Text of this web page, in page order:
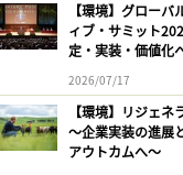
【環境】グロー
ィブ・サミット
定・実装・価値化
2026/07/17
【環境】リジェ
〜企業実装の進展
アウトカムへ〜